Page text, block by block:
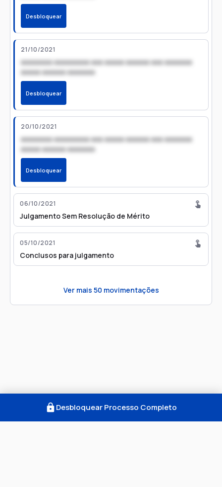
Desbloquear
21/10/2021
xxxxxxxx xxxxxxxxx xxx xxxxx xxxxxx xxx xxxxxxx
xxxxx xxxxxx xxxxxxx
Desbloquear
20/10/2021
xxxxxxxx xxxxxxxxx xxx xxxxx xxxxxx xxx xxxxxxx
xxxxx xxxxxx xxxxxxx
Desbloquear
06/10/2021
Julgamento Sem Resolução de Mérito
05/10/2021
Conclusos para julgamento
Ver mais 50 movimentações
Desbloquear Processo Completo